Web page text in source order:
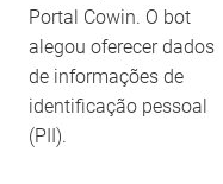
Portal Cowin. O bot
alegou oferecer dados
de informações de
identificação pessoal
(PII).